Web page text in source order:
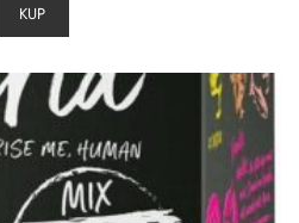
KUP